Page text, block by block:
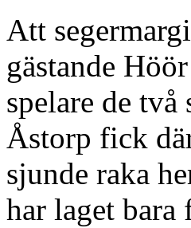
Att
gästande
spelare de
Åstorp fick
sjunde raka
har laget bara